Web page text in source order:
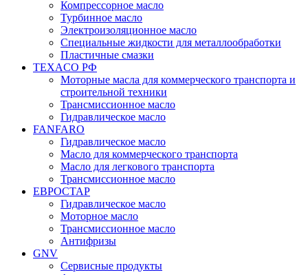
Компрессорное масло
Турбинное масло
Электроизоляционное масло
Специальные жидкости для металлообработки
Пластичные смазки
TEXACO РФ
Моторные масла для коммерческого транспорта и
строительной техники
Трансмиссионное масло
Гидравлическое масло
FANFARO
Гидравлическое масло
Масло для коммерческого транспорта
Масло для легкового транспорта
Трансмиссионное масло
ЕВРОСТАР
Гидравлическое масло
Моторное масло
Трансмиссионное масло
Антифризы
GNV
Сервисные продукты